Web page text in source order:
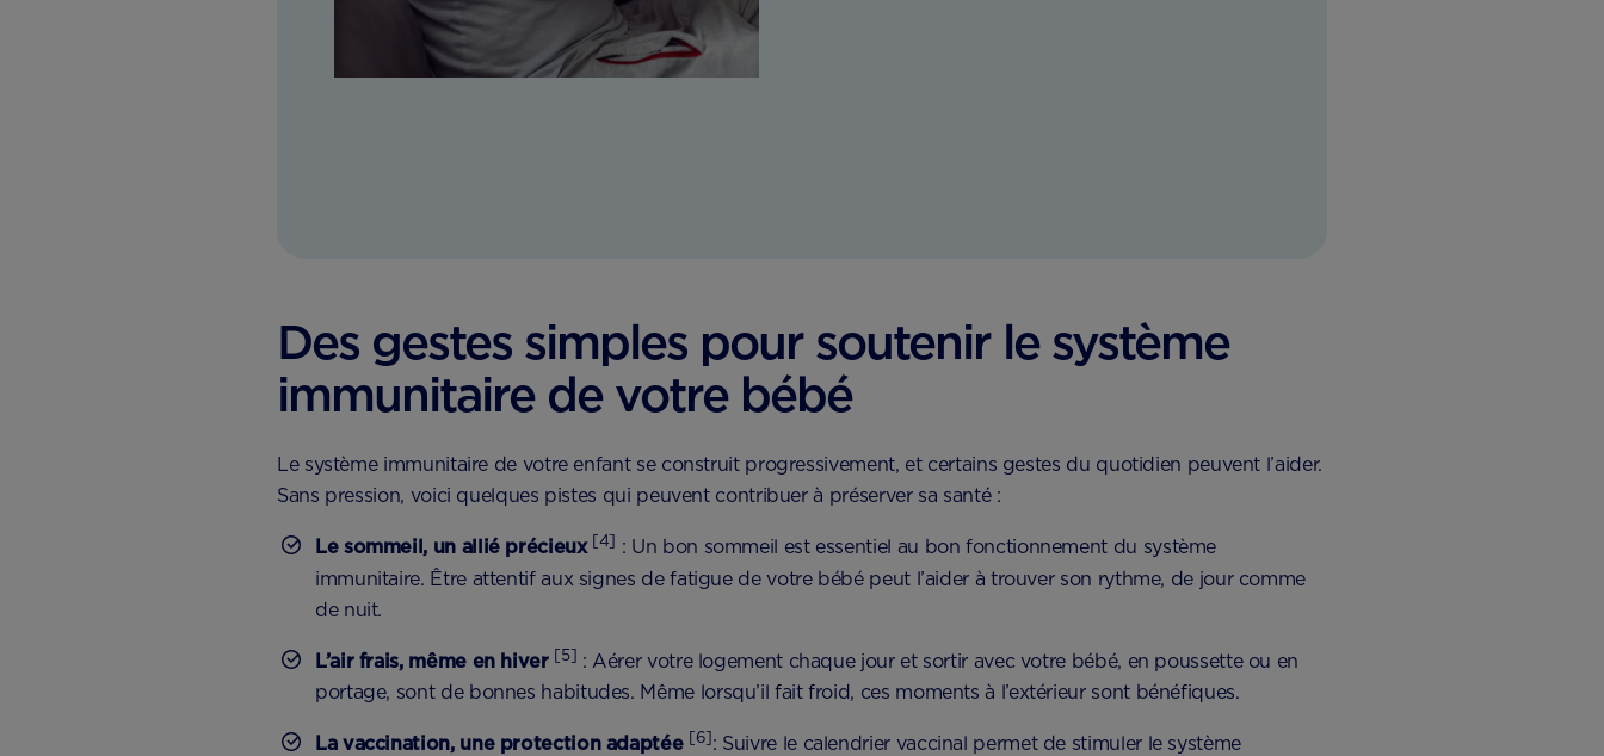
Des gestes simples pour soutenir le système
immunitaire de votre bébé
Le système immunitaire de votre enfant se construit progressivement, et certains gestes du quotidien peuvent l’aider.
Sans pression, voici quelques pistes qui peuvent contribuer à préserver sa santé :
Le sommeil, un allié précieux [4] : Un bon sommeil est essentiel au bon fonctionnement du système
immunitaire. Être attentif aux signes de fatigue de votre bébé peut l’aider à trouver son rythme, de jour comme
de nuit.
L’air frais, même en hiver [5] : Aérer votre logement chaque jour et sortir avec votre bébé, en poussette ou en
portage, sont de bonnes habitudes. Même lorsqu’il fait froid, ces moments à l’extérieur sont bénéfiques.
La vaccination, une protection adaptée [6]: Suivre le calendrier vaccinal permet de stimuler le système